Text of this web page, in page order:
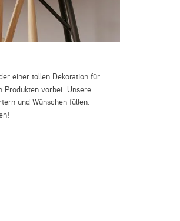
einer tollen Dekoration für
Produkten vorbei. Unsere
und Wünschen füllen.